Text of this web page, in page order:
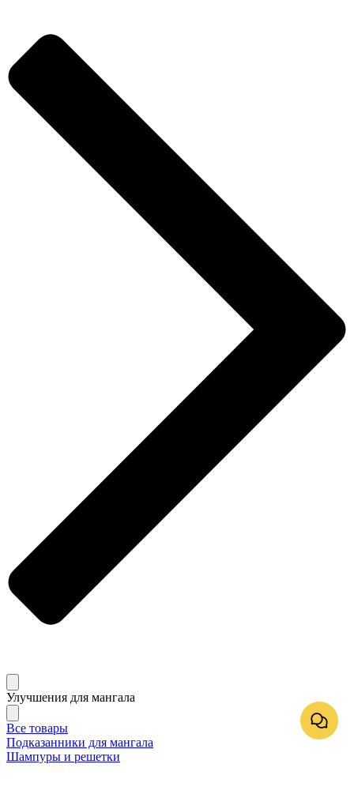
Улучшения для мангала
Все товары
Подказанники для мангала
Шампуры и решетки